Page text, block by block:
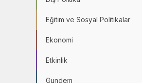
Eğitim ve Sosyal Politikalar
Ekonomi
Etkinlik
Gündem